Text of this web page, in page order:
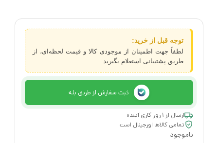
توجه قبل از خرید:
لطفاً جهت اطمینان از موجودی کالا و قیمت لحظه‌ای، از
طریق پشتیبانی استعلام بگیرید.
ثبت سفارش از طریق بله
ارسال از ۱ روز کاری آینده
تمامی کالاها اورجینال است
ناموجود